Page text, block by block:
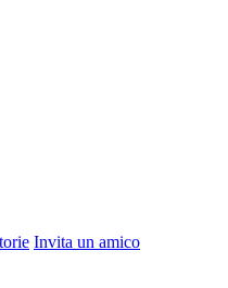
Invita un amico